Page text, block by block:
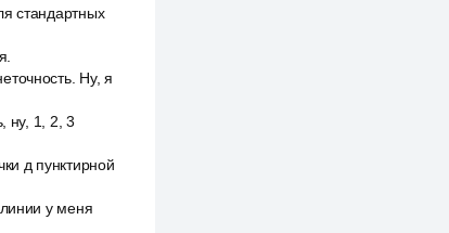
стандартных
Ну, я
ну, 1, 2, 3
д пунктирной
у меня